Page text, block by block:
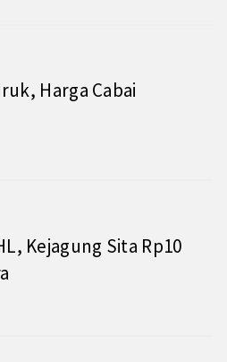
Harga Cabai
Kejagung Sita Rp10